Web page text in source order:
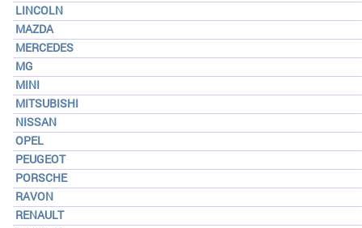
LINCOLN
MAZDA
MERCEDES
MG
MINI
MITSUBISHI
NISSAN
OPEL
PEUGEOT
PORSCHE
RAVON
RENAULT